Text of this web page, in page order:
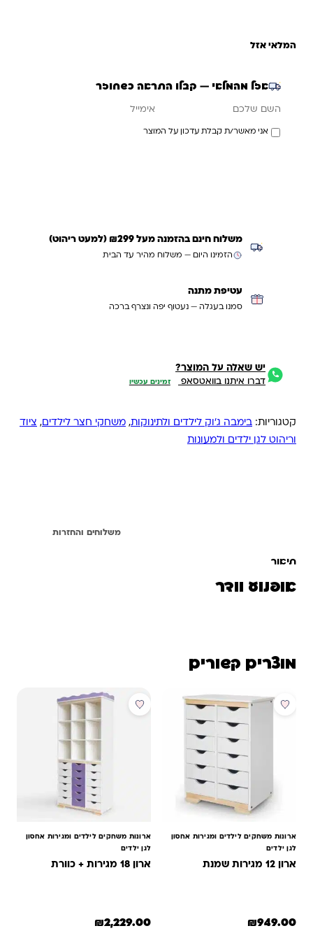
המלאי אזל
אזל מהמלאי — קבלו התראה כשחוזר
אני מאשר/ת קבלת עדכון על המוצר
משלוח חינם בהזמנה מעל ₪299 (למעט ריהוט)
הזמינו היום — משלוח מהיר עד הבית
עטיפת מתנה
סמנו בעגלה — נעטוף יפה ונצרף ברכה
יש שאלה על המוצר?
דברו איתנו בוואטסאפ זמינים עכשיו
קטגוריות:בימבה ג'וק לילדים ולתינוקות,משחקי חצר לילדים,ציוד
וריהוט לגן ילדים ולמעונות
משלוחים והחזרות
תיאור
אופנוע וודר
מוצרים קשורים
ארונות משחקים לילדים ומגירות אחסון
לגן ילדים
ארון 12 מגירות שמנת
₪949.00
ארונות משחקים לילדים ומגירות אחסון
לגן ילדים
ארון 18 מגירות + כוורת
₪2,229.00